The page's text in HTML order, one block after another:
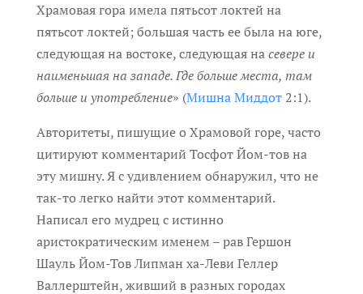
Храмовая гора имела пятьсот локтей на
пятьсот локтей; большая часть ее была на юге,
следующая на во­стоке, следующая насевере и
наименьшая на западе.Гдебольше места, там
больше и употребление» (Мишна Миддот 2:1).
Авторитеты, пишущие о Храмовой горе, часто
цитируют комментарий Тосфот Йом-тов на
эту мишну. Я с удивлением обнаружил, что не
так-то легко найти этот комментарий.
Написал его мудрец с истинно
аристократическим именем – рав Гершон
Шауль Йом-Тов Липман ха-Леви Геллер
Валлерштейн, живший в разных городах